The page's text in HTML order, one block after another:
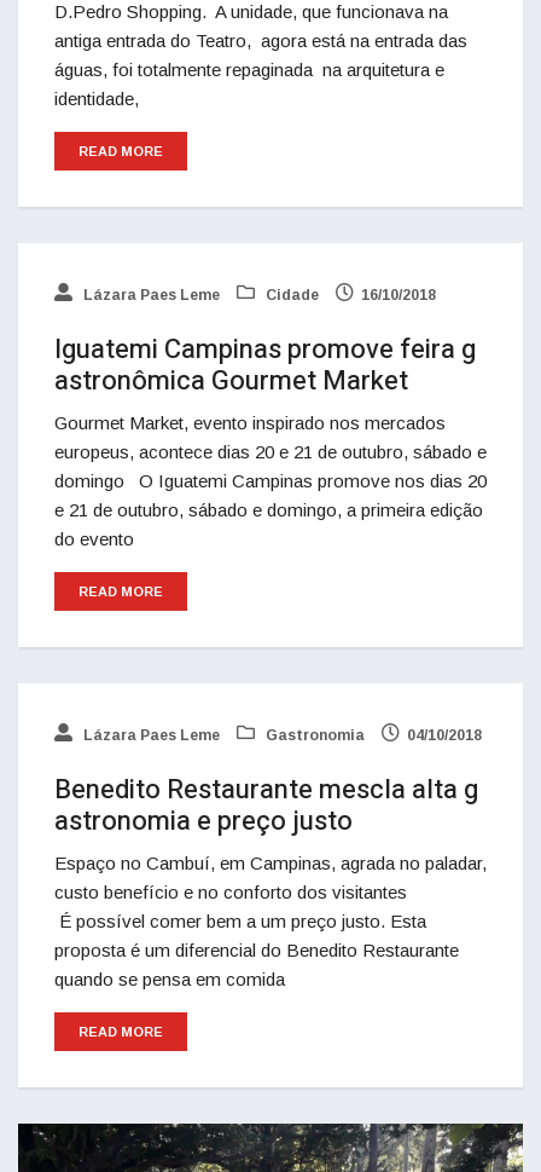
D.Pedro Shopping. A unidade, que funcionava na
antiga entrada do Teatro, agora está na entrada das
águas, foi totalmente repaginada na arquitetura e
identidade,
READ MORE
Lázara Paes Leme Cidade 16/10/2018
Iguatemi Campinas promove feira g
astronômica Gourmet Market
Gourmet Market, evento inspirado nos mercados
europeus, acontece dias 20 e 21 de outubro, sábado e
domingo O Iguatemi Campinas promove nos dias 20
e 21 de outubro, sábado e domingo, a primeira edição
do evento
READ MORE
Lázara Paes Leme Gastronomia 04/10/2018
Benedito Restaurante mescla alta g
astronomia e preço justo
Espaço no Cambuí, em Campinas, agrada no paladar,
custo benefício e no conforto dos visitantes
É possível comer bem a um preço justo. Esta
proposta é um diferencial do Benedito Restaurante
quando se pensa em comida
READ MORE